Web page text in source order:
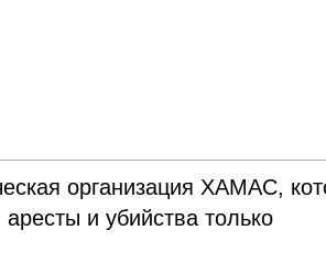
организация ХАМАС,
и убийства только